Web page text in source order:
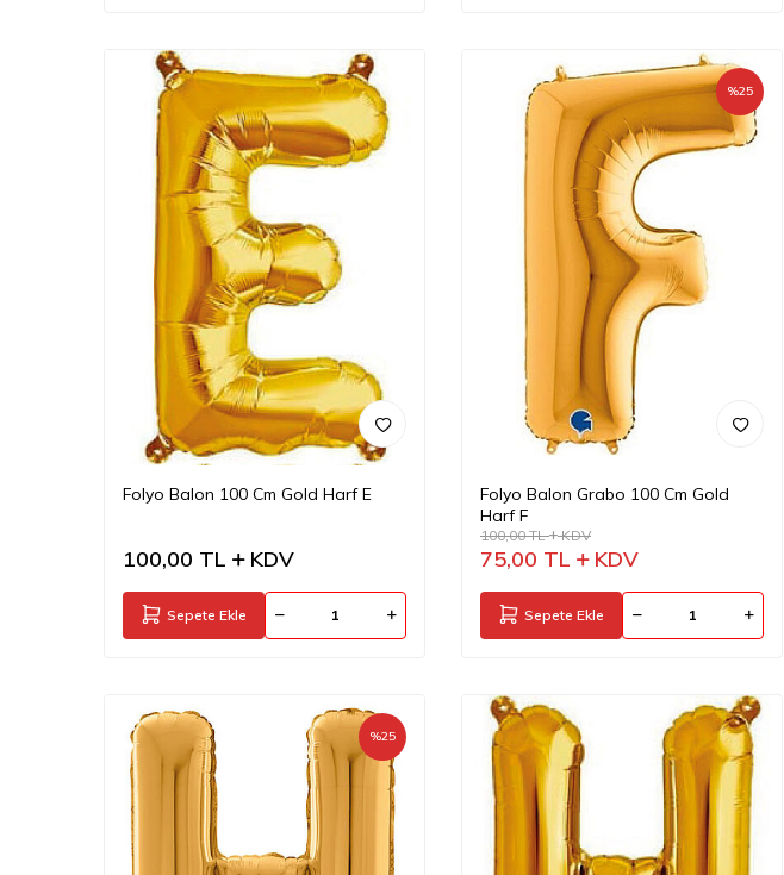
Folyo Balon 100 Cm Gold Harf E
100,00 TL KDV
Sepete Ekle
%25
Folyo Balon Grabo 100 Cm Gold
Harf F
100,00TL KDV
75,00 TL KDV
Sepete Ekle
%25